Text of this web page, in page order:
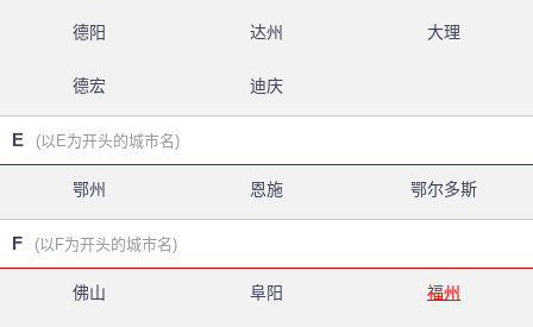
德阳 达州 大理
德宏 迪庆
E (以E为开头的城市名)
鄂州 恩施 鄂尔多斯
F (以F为开头的城市名)
佛山 阜阳 福州